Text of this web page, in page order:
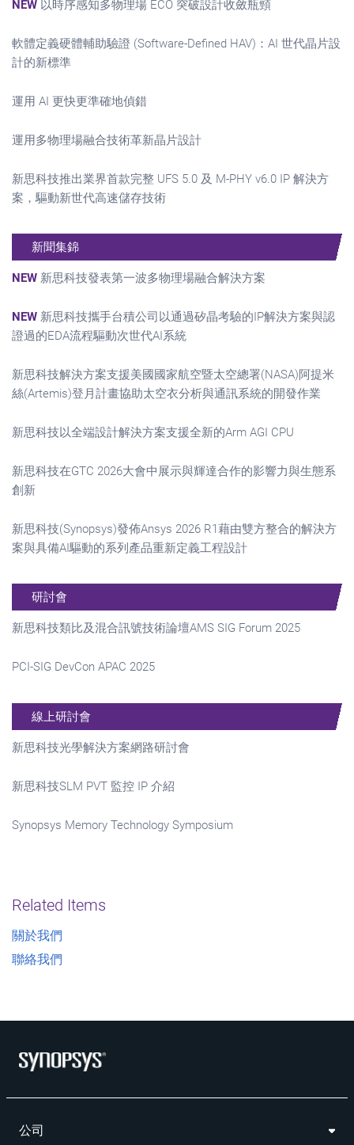
NEW 以時序感知多物理場 ECO 突破設計收斂瓶頸
軟體定義硬體輔助驗證 (Software-Defined HAV)：AI 世代晶片設
計的新標準
運用 AI 更快更準確地偵錯
運用多物理場融合技術革新晶片設計
新思科技推出業界首款完整 UFS 5.0 及 M-PHY v6.0 IP 解決方
案，驅動新世代高速儲存技術
新聞集錦
NEW 新思科技發表第一波多物理場融合解決方案
NEW 新思科技攜手台積公司以通過矽晶考驗的IP解決方案與認
證過的EDA流程驅動次世代AI系統
新思科技解決方案支援美國國家航空暨太空總署(NASA)阿提米
絲(Artemis)登月計畫協助太空衣分析與通訊系統的開發作業
新思科技以全端設計解決方案支援全新的Arm AGI CPU
新思科技在GTC 2026大會中展示與輝達合作的影響力與生態系
創新
新思科技(Synopsys)發佈Ansys 2026 R1藉由雙方整合的解決方
案與具備AI驅動的系列產品重新定義工程設計
研討會
新思科技類比及混合訊號技術論壇AMS SIG Forum 2025
PCI-SIG DevCon APAC 2025
線上研討會
新思科技光學解決方案網路研討會
新思科技SLM PVT 監控 IP 介紹
Synopsys Memory Technology Symposium
Related Items
關於我們
聯絡我們
公司